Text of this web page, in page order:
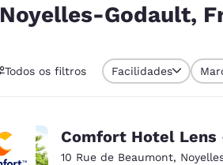
English
Canada
Godault,
Todos os filtros Facilidades
Comfort Hotel
10 Rue de Beaumont,